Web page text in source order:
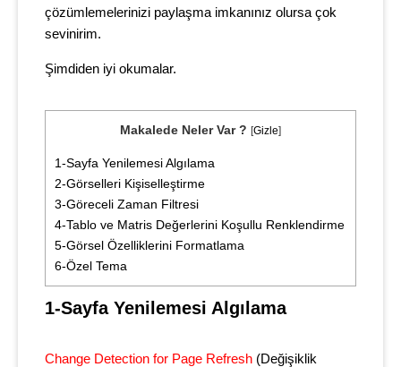
çözümlemelerinizi paylaşma imkanınız olursa çok
sevinirim.
Şimdiden iyi okumalar.
Makalede Neler Var ? [Gizle]
1-Sayfa Yenilemesi Algılama
2-Görselleri Kişiselleştirme
3-Göreceli Zaman Filtresi
4-Tablo ve Matris Değerlerini Koşullu Renklendirme
5-Görsel Özelliklerini Formatlama
6-Özel Tema
1-Sayfa Yenilemesi Algılama
Change Detection for Page Refresh (Değişiklik